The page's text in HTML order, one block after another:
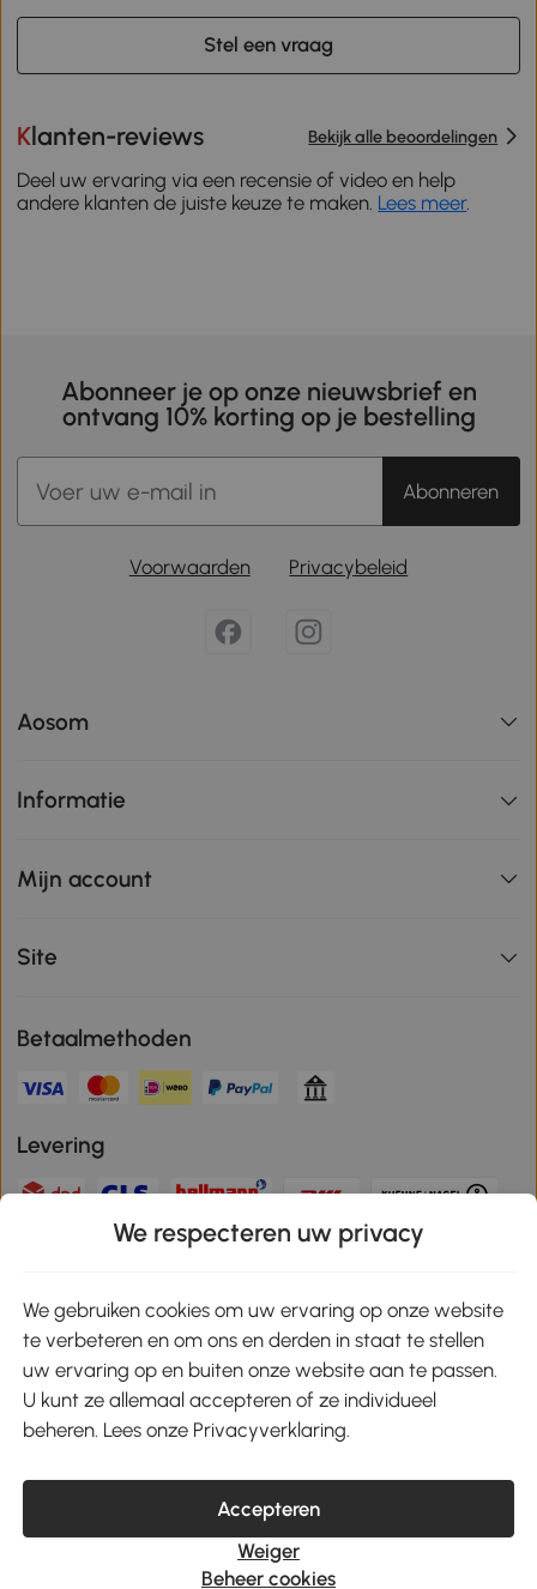
Stel een vraag
Klanten-reviews Bekijk alle beoordelingen
Deel uw ervaring via een recensie of video en help
andere klanten de juiste keuze te maken. Lees meer.
Abonneer je op onze nieuwsbrief en
ontvang 10% korting op je bestelling
Abonneren
Voorwaarden Privacybeleid
Aosom
Informatie
Mijn account
Site
Betaalmethoden
Levering
Veilige betaling
Download de app en ontvang 10% korting!
Google Play
klantenservice@aosom.nl
MH Handel GmbH, Wendenstrasse 309, 20537 Hamburg
We respecteren uw privacy
We gebruiken cookies om uw ervaring op onze website
te verbeteren en om ons en derden in staat te stellen
uw ervaring op en buiten onze website aan te passen.
U kunt ze allemaal accepteren of ze individueel
beheren. Lees onze Privacyverklaring.
Accepteren
Weiger
Beheer cookies